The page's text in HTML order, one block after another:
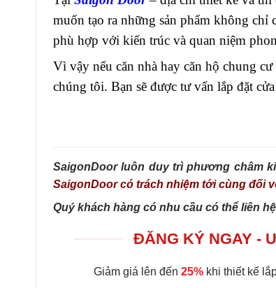
muốn tạo ra những sản phẩm không chỉ
phù hợp với kiến trúc và quan niệm
Vì vậy nếu căn nhà hay căn hộ chung
chúng tôi. Bạn sẽ được tư vấn lắp đặt
SaigonDoor luôn duy trì phương châm
SaigonDoor có trách nhiệm tới cùng đối
Quý khách hàng có nhu cầu có thể liên
ĐĂNG KÝ NGAY -
Giảm giá lên đến 25% khi thiết kế